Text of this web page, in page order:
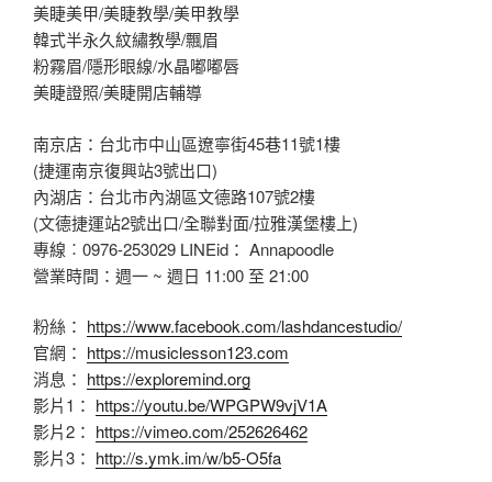
美睫美甲/美睫教學/美甲教學
韓式半永久紋繡教學/飄眉
粉霧眉/隱形眼線/水晶嘟嘟唇
美睫證照/美睫開店輔導
南京店：台北市中山區遼寧街45巷11號1樓
(捷運南京復興站3號出口)
內湖店：台北市內湖區文德路107號2樓
(文德捷運站2號出口/全聯對面/拉雅漢堡樓上)
專線︰0976-253029 LINEid： Annapoodle
營業時間：週一 ~ 週日 11:00 至 21:00
粉絲： https://www.facebook.com/lashdancestudio/
官網： https://musiclesson123.com
消息： https://exploremind.org
影片1： https://youtu.be/WPGPW9vjV1A
影片2： https://vimeo.com/252626462
影片3： http://s.ymk.im/w/b5-O5fa